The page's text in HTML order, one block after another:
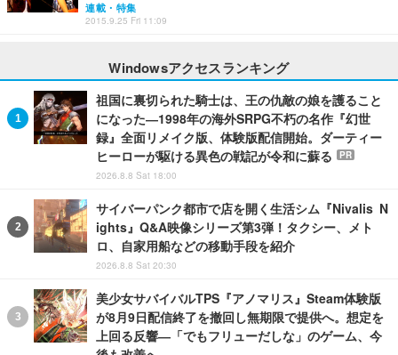
連載・特集
2015.9.25 Fri 11:09
Windowsアクセスランキング
祖国に裏切られた騎士は、王の仇敵の娘を護ること
になった―1998年の海外SRPG不朽の名作『幻世
録』全面リメイク版、体験版配信開始。ダーティー
ヒーローが駆ける異色の戦記が令和に蘇る
PR
2026.8.8 Sat 18:00
サイバーパンク都市で店を開く生活シム『Nivalis N
ights』Q&A映像シリーズ第3弾！タクシー、メト
ロ、自家用船などの移動手段を紹介
2026.8.8 Sat 20:30
美少女サバイバルTPS『アノマリス』Steam体験版
が8月9日配信終了を撤回し無期限で提供へ。想定を
上回る反響―「でもフリューだしな」のゲーム、今